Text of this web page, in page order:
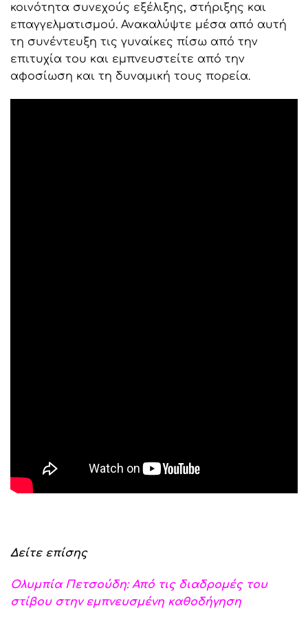
κοινότητα συνεχούς εξέλιξης, στήριξης και
επαγγελματισμού. Ανακαλύψτε μέσα από αυτή
τη συνέντευξη τις γυναίκες πίσω από την
επιτυχία του και εμπνευστείτε από την
αφοσίωση και τη δυναμική τους πορεία.
Δείτε επίσης
Ολυμπία Πετσούδη: Από τις διαδρομές του
στίβου στην εμπνευσμένη καθοδήγηση